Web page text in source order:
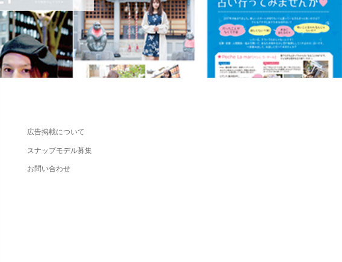
広告掲載について
スナップモデル募集
お問い合わせ